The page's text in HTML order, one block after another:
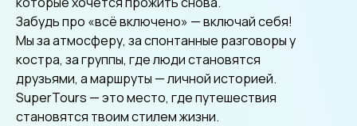
Забудь про «всё включено» — включай себя!
Мы за атмосферу, за спонтанные разговоры у
костра, за группы, где люди становятся
друзьями, а маршруты — личной историей.
SuperTours — это место, где путешествия
становятся твоим стилем жизни.